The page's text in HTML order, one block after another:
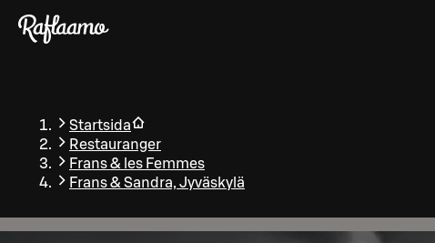
Gå till huvudinnehållet
Startsida
Restauranger
Frans & les Femmes
Frans & Sandra, Jyväskylä